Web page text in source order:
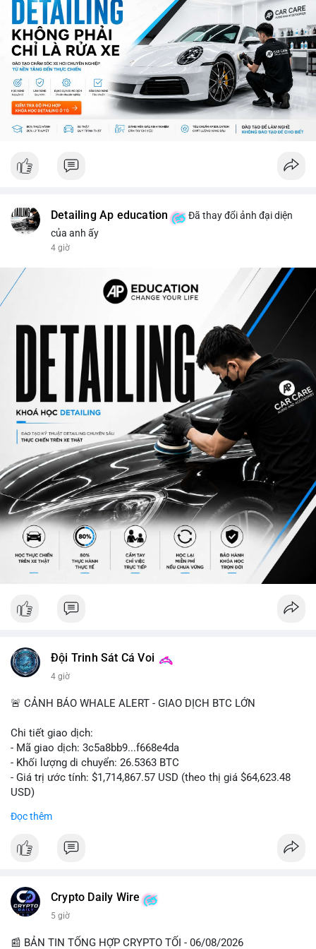
ro từ việc sàn Binance và các vấn đề pháp lý.
💡 NHẬN ĐỊNH & KHUYẾN NGHỊ: Thị trường đang ở giai đoạn
sợ mạo cực độ, có thể kéo dài nếu không có tín hiệu tích cực
rõ ràng. Các coin lớn như Ethereum, Solana vẫn được theo dõi
nhưng không đủ để khắc phục tâm lý sợ mạo. Người đầu tư
nên cẩn trọng, tập trung vào phân tích kỹ thuật và theo dõi các
thông tin chính từ các nguồn tin uy tín.
Detailing Ap education
Đã thay đổi ảnh đại diện
của anh ấy
4 giờ
Đội Trinh Sát Cá Voi
4 giờ
🚨 CẢNH BÁO WHALE ALERT - GIAO DỊCH BTC LỚN
Chi tiết giao dịch:
- Mã giao dịch: 3c5a8bb9...f668e4da
- Khối lượng di chuyển: 26.5363 BTC
- Giá trị ước tính: $1,714,867.57 USD (theo thị giá $64,623.48
USD)
Khối lượng 26.5363 BTC, tương đương 1.71 triệu USD, là mức
thời gian đêm muộn UTC cho thấy cá voi có thể đang tận dụng
thanh khoản yếu để dịch chuyển tài sản mà không gây trượt
năng cao là chuẩn bị cho một lệnh bán lớn, tạo áp lực giảm
Đọc thêm
Crypto Daily Wire
5 giờ
📰 BẢN TIN TỔNG HỢP CRYPTO TỐI - 06/08/2026